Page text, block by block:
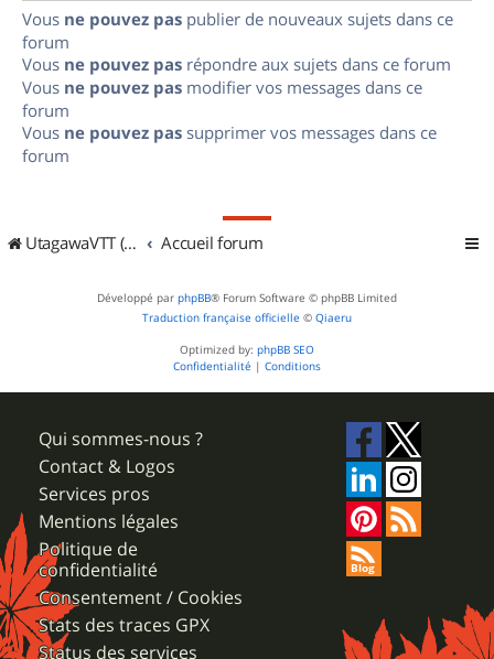
Vous ne pouvez pas publier de nouveaux sujets dans ce
forum
Vous ne pouvez pas répondre aux sujets dans ce forum
Vous ne pouvez pas modifier vos messages dans ce
forum
Vous ne pouvez pas supprimer vos messages dans ce
forum
UtagawaVTT (Randos VTT et VTTAE avec traces GPS) Accueil forum
Développé par phpBB® Forum Software © phpBB Limited
Traduction française officielle © Qiaeru
Optimized by: phpBB SEO
Confidentialité | Conditions
Qui sommes-nous ?
Contact & Logos
Services pros
Mentions légales
Politique de
confidentialité
Consentement / Cookies
Stats des traces GPX
Status des services